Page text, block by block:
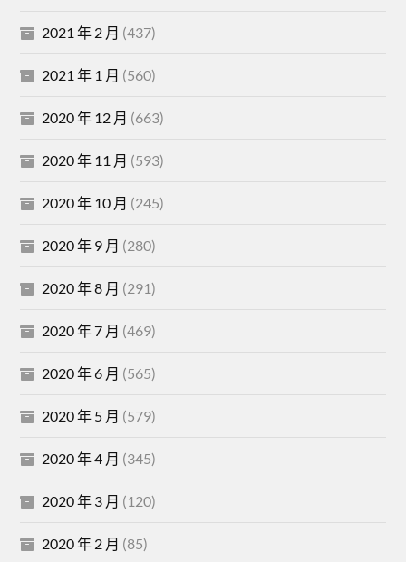
2021 年 2 月 (437)
2021 年 1 月 (560)
2020 年 12 月 (663)
2020 年 11 月 (593)
2020 年 10 月 (245)
2020 年 9 月 (280)
2020 年 8 月 (291)
2020 年 7 月 (469)
2020 年 6 月 (565)
2020 年 5 月 (579)
2020 年 4 月 (345)
2020 年 3 月 (120)
2020 年 2 月 (85)